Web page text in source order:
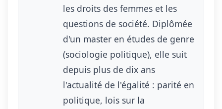
les droits des femmes et les
questions de société. Diplômée
d'un master en études de genre
(sociologie politique), elle suit
depuis plus de dix ans
l'actualité de l'égalité : parité en
politique, lois sur la